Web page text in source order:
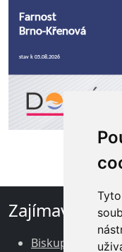
Zajímavé
Biskupství